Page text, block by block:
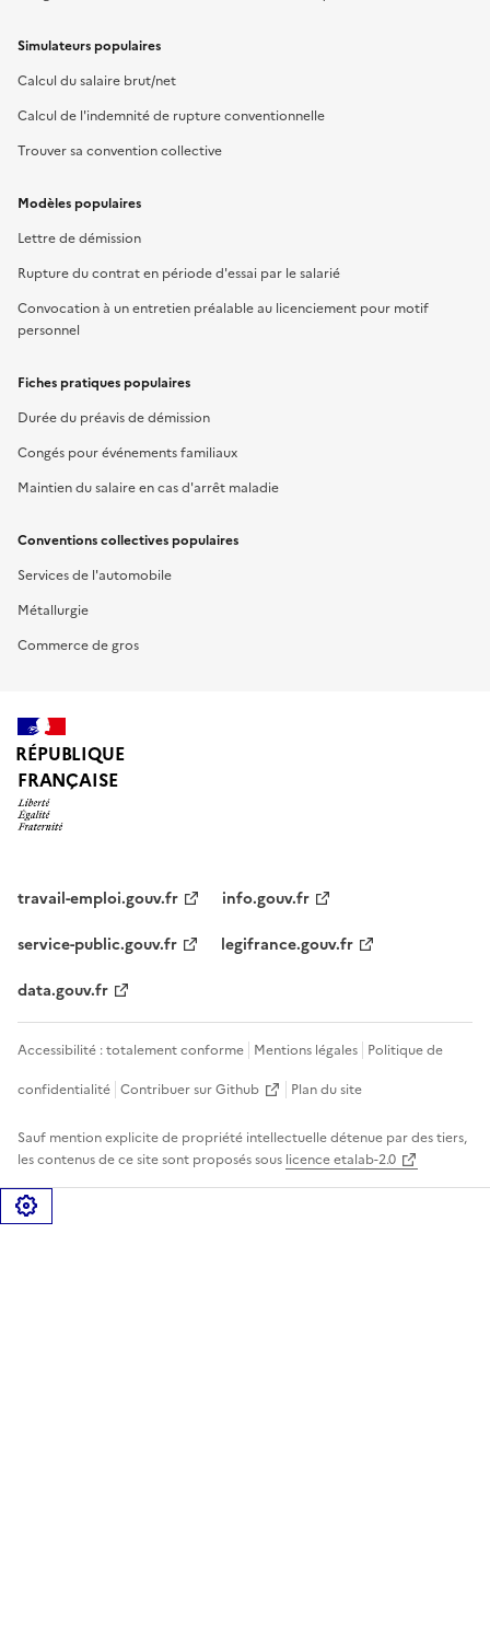
Simulateurs populaires
Calcul du salaire brut/net
Calcul de l'indemnité de rupture conventionnelle
Trouver sa convention collective
Modèles populaires
Lettre de démission
Rupture du contrat en période d'essai par le salarié
Convocation à un entretien préalable au licenciement pour motif
personnel
Fiches pratiques populaires
Durée du préavis de démission
Congés pour événements familiaux
Maintien du salaire en cas d'arrêt maladie
Conventions collectives populaires
Services de l'automobile
Métallurgie
Commerce de gros
RÉPUBLIQUE
FRANÇAISE
travail-emploi.gouv.fr
info.gouv.fr
service-public.gouv.fr
legifrance.gouv.fr
data.gouv.fr
Accessibilité : totalement conforme Mentions légales Politique de
confidentialité Contribuer sur Github Plan du site
Sauf mention explicite de propriété intellectuelle détenue par des tiers,
les contenus de ce site sont proposés sous licence etalab-2.0
Gérer les cookies